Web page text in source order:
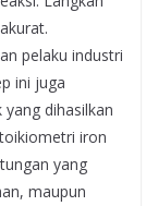
pelaku industri
ini juga
dihasilkan
iron
yang
maupun